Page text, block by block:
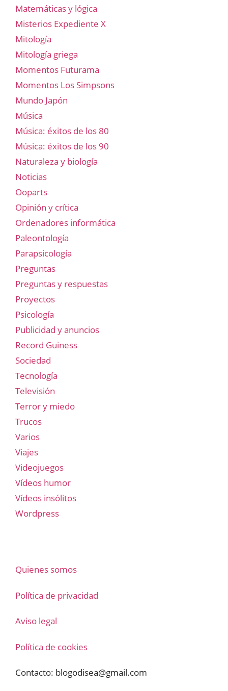
Matemáticas y lógica
Misterios Expediente X
Mitología
Mitología griega
Momentos Futurama
Momentos Los Simpsons
Mundo Japón
Música
Música: éxitos de los 80
Música: éxitos de los 90
Naturaleza y biología
Noticias
Ooparts
Opinión y crítica
Ordenadores informática
Paleontología
Parapsicología
Preguntas
Preguntas y respuestas
Proyectos
Psicología
Publicidad y anuncios
Record Guiness
Sociedad
Tecnología
Televisión
Terror y miedo
Trucos
Varios
Viajes
Videojuegos
Vídeos humor
Vídeos insólitos
Wordpress
Quienes somos
Política de privacidad
Aviso legal
Política de cookies
Contacto: blogodisea@gmail.com